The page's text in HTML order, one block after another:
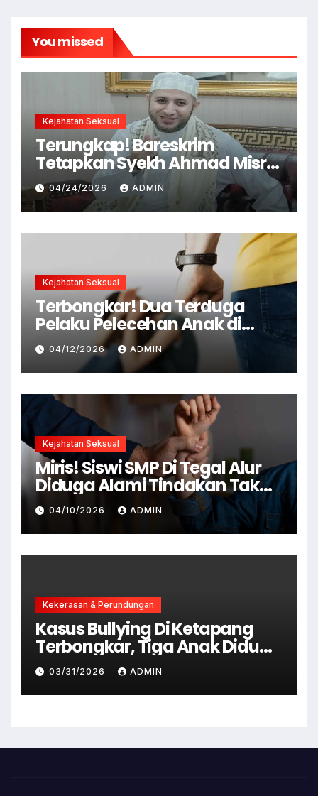
You missed
Kejahatan Seksual
Terungkap! Bareskrim
Tetapkan Syekh Ahmad Misry
Tersangka, Kasus Dugaan
Pelecehan Seksual
04/24/2026 ADMIN
Kejahatan Seksual
Terbongkar! Dua Terduga
Pelaku Pelecehan Anak di
Cianjur Ditangkap Polisi
04/12/2026 ADMIN
Kejahatan Seksual
Miris! Siswi SMP Di Tegal Alur
Diduga Alami Tindakan Tak
Senonoh Di Sekolah
04/10/2026 ADMIN
Kekerasan & Perundungan
Kasus Bullying Di Ketapang
Terbongkar, Tiga Anak Diduga
Terlibat Kini Jadi Tersangka
03/31/2026 ADMIN